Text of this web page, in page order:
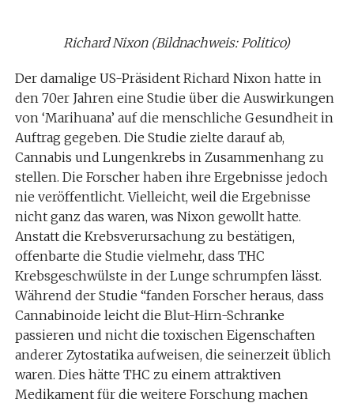
Richard Nixon (Bildnachweis: Politico)
Der damalige US-Präsident Richard Nixon hatte in
den 70er Jahren eine Studie über die Auswirkungen
von ‘Marihuana’ auf die menschliche Gesundheit in
Auftrag gegeben. Die Studie zielte darauf ab,
Cannabis und Lungenkrebs in Zusammenhang zu
stellen. Die Forscher haben ihre Ergebnisse jedoch
nie veröffentlicht. Vielleicht, weil die Ergebnisse
nicht ganz das waren, was Nixon gewollt hatte.
Anstatt die Krebsverursachung zu bestätigen,
offenbarte die Studie vielmehr, dass THC
Krebsgeschwülste in der Lunge schrumpfen lässt.
Während der Studie “fanden Forscher heraus, dass
Cannabinoide leicht die Blut-Hirn-Schranke
passieren und nicht die toxischen Eigenschaften
anderer Zytostatika aufweisen, die seinerzeit üblich
waren. Dies hätte THC zu einem attraktiven
Medikament für die weitere Forschung machen